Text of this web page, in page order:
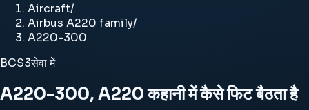
Aircraft/
Airbus A220 family/
A220-300
BCS3सेवा में
A220-300, A220 कहानी में कैसे फिट बैठता है